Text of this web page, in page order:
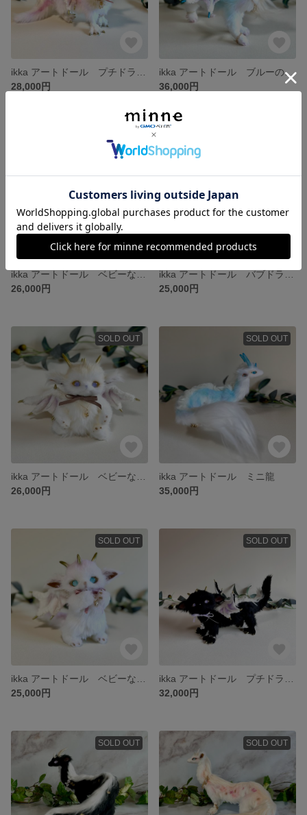
28,000円
ikka アートドール ブルーの瞳のドラゴン
36,000円
26,000円
25,000円
SOLD OUT
26,000円
SOLD OUT
ikka アートドール ミニ龍
35,000円
SOLD OUT
25,000円
SOLD OUT
32,000円
SOLD OUT SOLD OUT